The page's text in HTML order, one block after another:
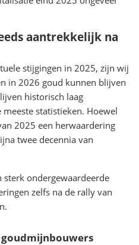
aantrekkelijk na
stijgingen in 2025, zijn wij
in 2026 goud kunnen blijven
historisch laag
statistieken. Hoewel
2025 een herwaardering
twee decennia van
sterk ondergewaardeerde
zelfs na de rally van